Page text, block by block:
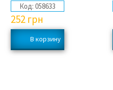
Код: 058633
252 грн